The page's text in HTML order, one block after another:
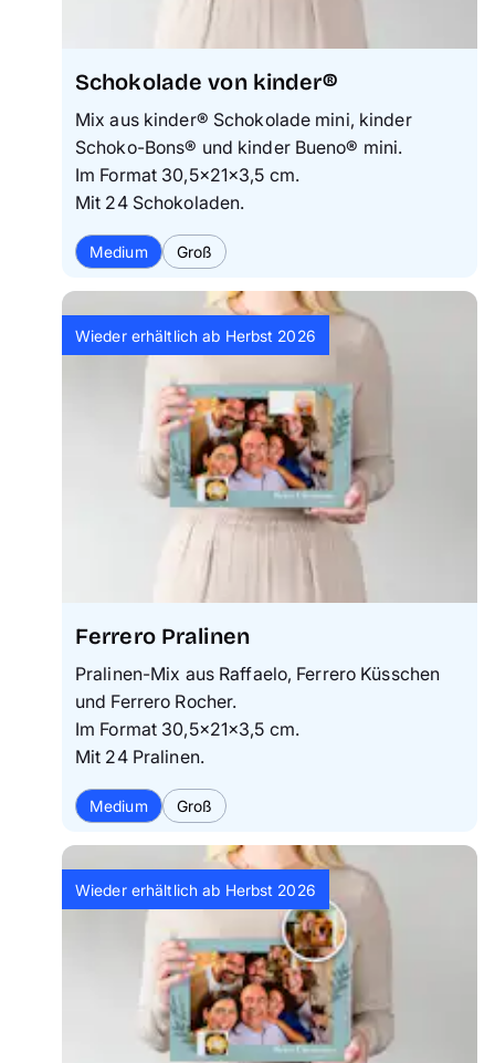
Schokolade von kinder®
Mix aus kinder® Schokolade mini, kinder
Schoko-Bons® und kinder Bueno® mini.
Im Format 30,5×21×3,5 cm.
Mit 24 Schokoladen.
Medium Groß
Wieder erhältlich ab Herbst 2026
Ferrero Pralinen
Pralinen-Mix aus Raffaelo, Ferrero Küsschen
und Ferrero Rocher.
Im Format 30,5×21×3,5 cm.
Mit 24 Pralinen.
Medium Groß
Wieder erhältlich ab Herbst 2026